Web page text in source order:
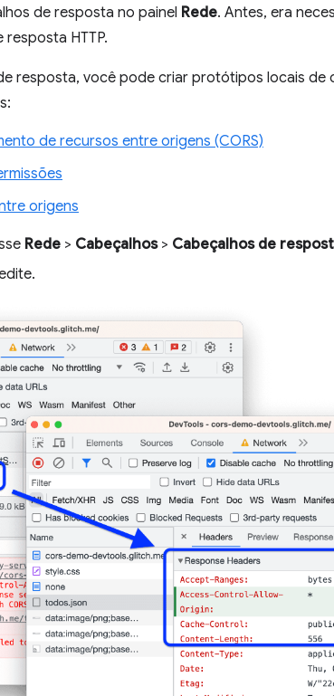
de resposta no painel Rede. Antes, era
HTTP.
resposta, você pode criar protótipos locais de
de recursos entre origens (CORS)
origens
Rede > Cabeçalhos> Cabeçalhos de